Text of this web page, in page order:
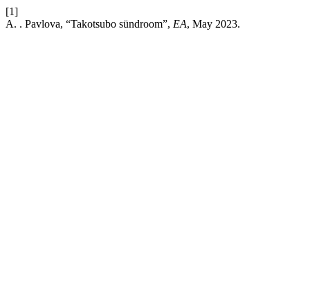
[1]
A. . Pavlova, “Takotsubo sündroom”, EA, May 2023.